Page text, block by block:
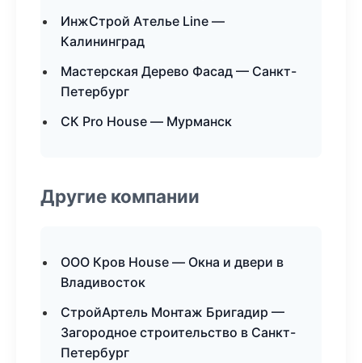
ИнжСтрой Ателье Line —
Калининград
Мастерская Дерево Фасад — Санкт-
Петербург
СК Pro House — Мурманск
Другие компании
ООО Кров House — Окна и двери в
Владивосток
СтройАртель Монтаж Бригадир —
Загородное строительство в Санкт-
Петербург